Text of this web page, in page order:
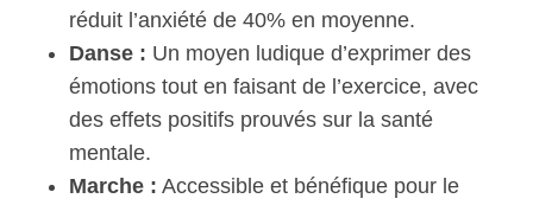
réduit l’anxiété de 40% en moyenne.
Danse : Un moyen ludique d’exprimer des
émotions tout en faisant de l’exercice, avec
des effets positifs prouvés sur la santé
mentale.
Marche : Accessible et bénéfique pour le